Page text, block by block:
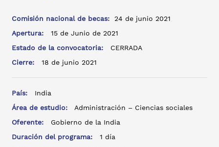
Comisión nacional de becas: 24 de junio 2021
Apertura:
15 de Junio de 2021
Estado de la convocatoria:
CERRADA
Cierre:
18 de junio 2021
País:
India
Área de estudio:
Administración – Ciencias sociales
Oferente:
Gobierno de la India
Duración del programa:
1 día